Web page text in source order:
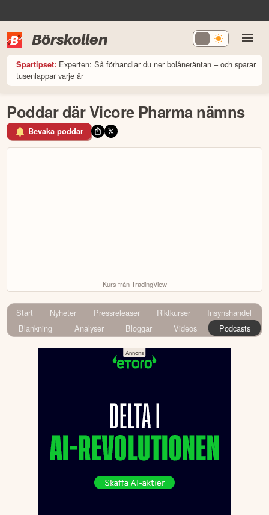
Börskollen
Spartipset: Experten: Så förhandlar du ner bolåneräntan – och sparar
tusenlappar varje år
Poddar där Vicore Pharma nämns
Bevaka poddar
Kurs från TradingView
Start Nyheter Pressreleaser Riktkurser
Insynshandel
Blankning
Analyser Bloggar Videos Podcasts